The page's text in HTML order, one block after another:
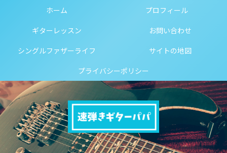
ホーム
プロフィール
ギターレッスン
お問い合わせ
シングルファザーライフ
サイトの地図
プライバシーポリシー